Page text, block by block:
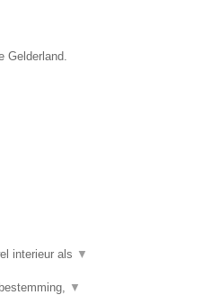
Gelderland.
interieur als ▼
▼